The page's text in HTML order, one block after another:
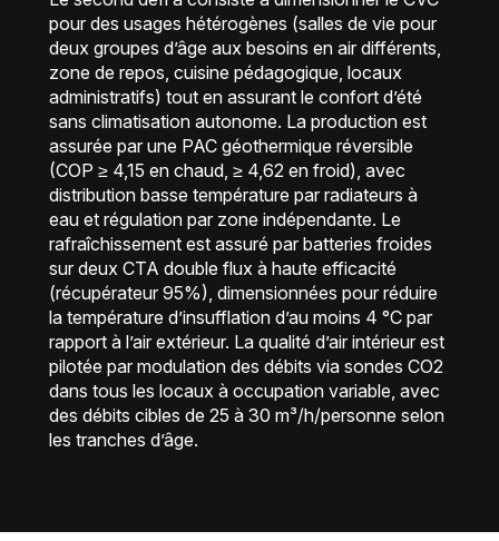
pour des usages hétérogènes (salles de vie pour
deux groupes d’âge aux besoins en air différents,
zone de repos, cuisine pédagogique, locaux
administratifs) tout en assurant le confort d’été
sans climatisation autonome. La production est
assurée par une PAC géothermique réversible
(COP ≥ 4,15 en chaud, ≥ 4,62 en froid), avec
distribution basse température par radiateurs à
eau et régulation par zone indépendante. Le
rafraîchissement est assuré par batteries froides
sur deux CTA double flux à haute efficacité
(récupérateur 95%), dimensionnées pour réduire
la température d’insufflation d’au moins 4 °C par
rapport à l’air extérieur. La qualité d’air intérieur est
pilotée par modulation des débits via sondes CO2
dans tous les locaux à occupation variable, avec
des débits cibles de 25 à 30 m³/h/personne selon
les tranches d’âge.